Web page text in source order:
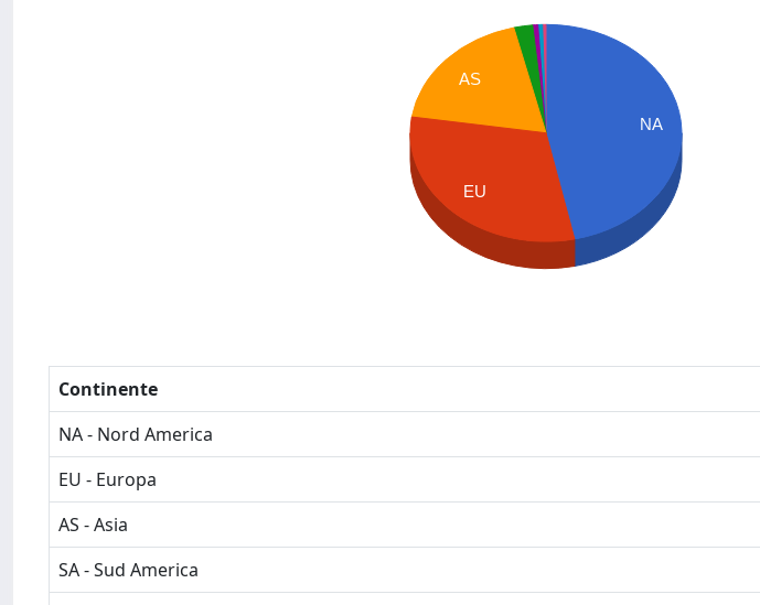
NA
AS
EU
Continente
NA - Nord America
EU - Europa
AS - Asia
SA - Sud America